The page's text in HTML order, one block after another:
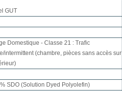
GUT
Domestique - Classe 21 : Trafic
intermittent (chambre, pièces sans accès sur
SDO (Solution Dyed Polyolefin)